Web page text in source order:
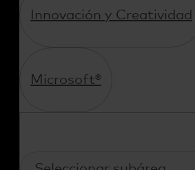
Innovación y Creatividad
Microsoft®